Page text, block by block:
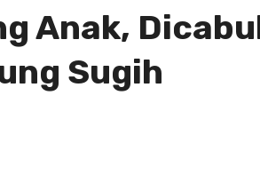
Anak,
Sugih